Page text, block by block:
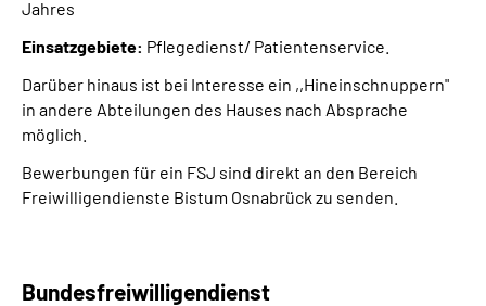
Jahres
Einsatzgebiete: Pflegedienst/ Patientenservice.
Darüber hinaus ist bei Interesse ein ,,Hineinschnuppern"
in andere Abteilungen des Hauses nach Absprache
möglich.
Bewerbungen für ein FSJ sind direkt an den Bereich
Freiwilligendienste Bistum Osnabrück zu senden.
Bundesfreiwilligendienst